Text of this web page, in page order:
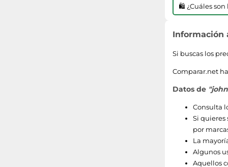
🛍️ ¿Cuáles
Información
Si buscas los
Comparar.net
Datos de
Consulta
Si quieres
por
La
Algunos
Aquellos